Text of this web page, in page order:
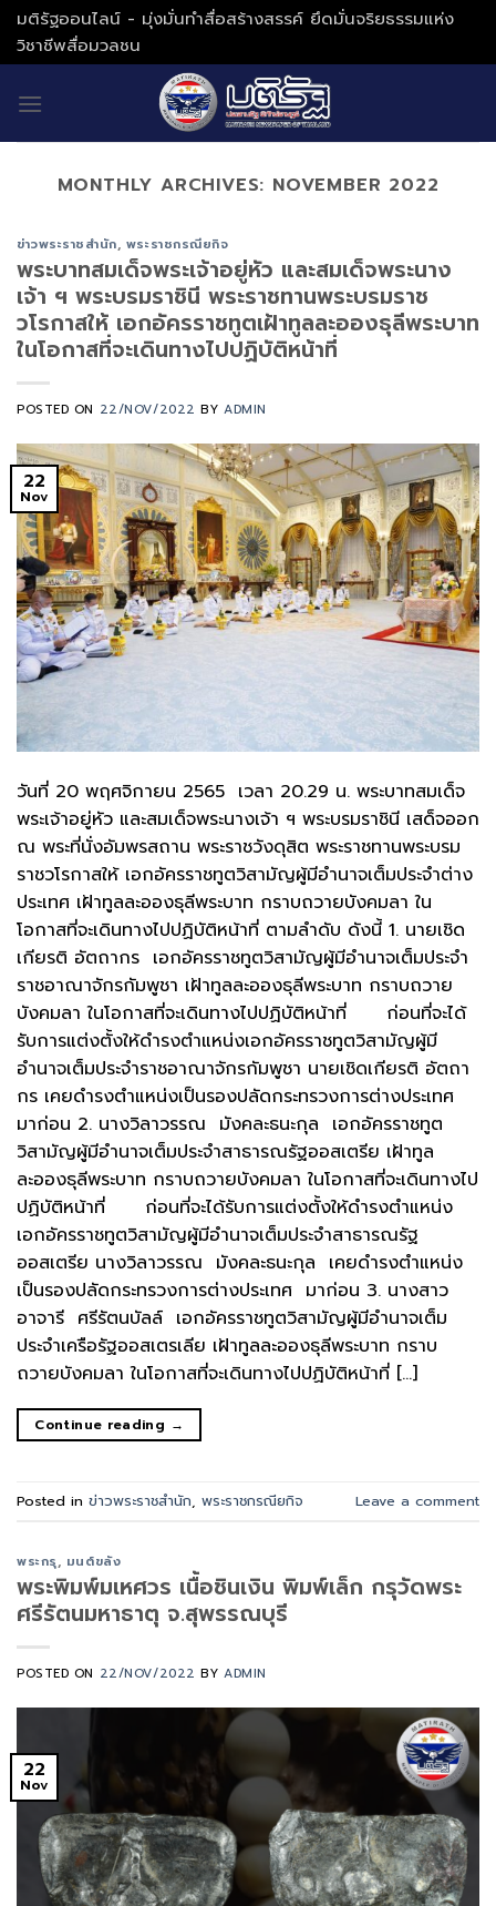
Skip
to
content
มติรัฐออนไลน์ - มุ่งมั่นทำสื่อสร้างสรรค์ ยึดมั่นจริยธรรมแห่ง
วิชาชีพสื่อมวลชน
MONTHLY ARCHIVES: NOVEMBER 2022
ข่าวพระราชสำนัก, พระราชกรณียกิจ
พระบาทสมเด็จพระเจ้าอยู่หัว และสมเด็จพระนาง
เจ้า ฯ พระบรมราชินี พระราชทานพระบรมราช
วโรกาสให้ เอกอัครราชทูตเฝ้าทูลละอองธุลีพระบาท
ในโอกาสที่จะเดินทางไปปฏิบัติหน้าที่
POSTED ON 22/NOV/2022 BYADMIN
22
Nov
วันที่ 20 พฤศจิกายน 2565 เวลา 20.29 น. พระบาทสมเด็จ
พระเจ้าอยู่หัว และสมเด็จพระนางเจ้า ฯ พระบรมราชินี เสด็จออก
ณ พระที่นั่งอัมพรสถาน พระราชวังดุสิต พระราชทานพระบรม
ราชวโรกาสให้ เอกอัครราชทูตวิสามัญผู้มีอำนาจเต็มประจำต่าง
ประเทศ เฝ้าทูลละอองธุลีพระบาท กราบถวายบังคมลา ใน
โอกาสที่จะเดินทางไปปฏิบัติหน้าที่ ตามลำดับ ดังนี้ 1. นายเชิด
เกียรติ อัตถากร เอกอัครราชทูตวิสามัญผู้มีอำนาจเต็มประจำ
ราชอาณาจักรกัมพูชา เฝ้าทูลละอองธุลีพระบาท กราบถวาย
บังคมลา ในโอกาสที่จะเดินทางไปปฏิบัติหน้าที่ ก่อนที่จะได้
รับการแต่งตั้งให้ดำรงตำแหน่งเอกอัครราชทูตวิสามัญผู้มี
อำนาจเต็มประจำราชอาณาจักรกัมพูชา นายเชิดเกียรติ อัตถา
กร เคยดำรงตำแหน่งเป็นรองปลัดกระทรวงการต่างประเทศ
มาก่อน 2. นางวิลาวรรณ มังคละธนะกุล เอกอัครราชทูต
วิสามัญผู้มีอำนาจเต็มประจำสาธารณรัฐออสเตรีย เฝ้าทูล
ละอองธุลีพระบาท กราบถวายบังคมลา ในโอกาสที่จะเดินทางไป
ปฏิบัติหน้าที่ ก่อนที่จะได้รับการแต่งตั้งให้ดำรงตำแหน่ง
เอกอัครราชทูตวิสามัญผู้มีอำนาจเต็มประจำสาธารณรัฐ
ออสเตรีย นางวิลาวรรณ มังคละธนะกุล เคยดำรงตำแหน่ง
เป็นรองปลัดกระทรวงการต่างประเทศ มาก่อน 3. นางสาว
อาจารี ศรีรัตนบัลล์ เอกอัครราชทูตวิสามัญผู้มีอำนาจเต็ม
ประจำเครือรัฐออสเตรเลีย เฝ้าทูลละอองธุลีพระบาท กราบ
ถวายบังคมลา ในโอกาสที่จะเดินทางไปปฏิบัติหน้าที่ […]
Continue reading →
Posted in ข่าวพระราชสำนัก, พระราชกรณียกิจ Leave a comment
พระกรุ, มนต์ขลัง
พระพิมพ์มเหศวร เนื้อชินเงิน พิมพ์เล็ก กรุวัดพระ
ศรีรัตนมหาธาตุ จ.สุพรรณบุรี
POSTED ON 22/NOV/2022 BYADMIN
22
Nov